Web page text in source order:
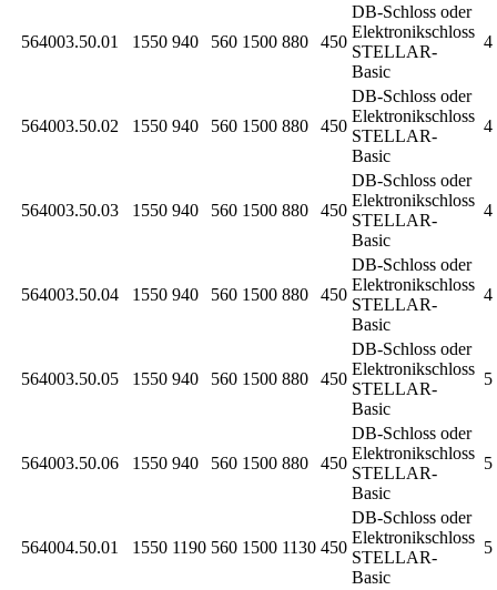
564003.50.01 1550 940 560 1500 880 450
DB-Schloss oder
Elektronikschloss
STELLAR-
Basic
4
564003.50.02 1550 940 560 1500 880 450
DB-Schloss oder
Elektronikschloss
STELLAR-
Basic
4
564003.50.03 1550 940 560 1500 880 450
DB-Schloss oder
Elektronikschloss
STELLAR-
Basic
4
564003.50.04 1550 940 560 1500 880 450
DB-Schloss oder
Elektronikschloss
STELLAR-
Basic
4
564003.50.05 1550 940 560 1500 880 450
DB-Schloss oder
Elektronikschloss
STELLAR-
Basic
5
564003.50.06 1550 940 560 1500 880 450
DB-Schloss oder
Elektronikschloss
STELLAR-
Basic
5
564004.50.01 1550 1190 560 1500 1130 450
DB-Schloss oder
Elektronikschloss
STELLAR-
Basic
5